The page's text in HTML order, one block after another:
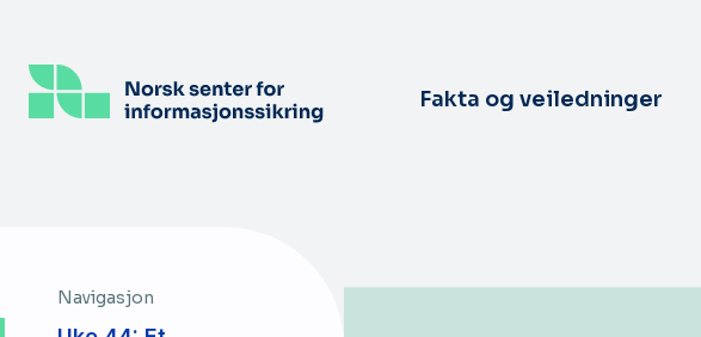
hovedinnhold
Fakta og veiledninger
Navigasjon